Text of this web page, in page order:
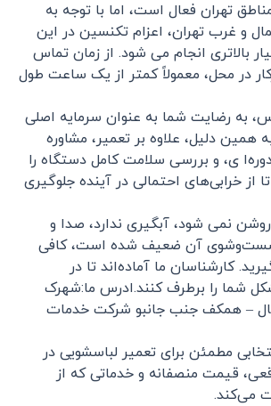
تهران فعال است، اما با توجه به
و غرب تهران، اعزام تکنسین در این
بالاتری انجام می‌ شود. از زمان تماس
در محل، معمولاً کمتر از یک ساعت طول
به رضایت شما به‌ عنوان سرمایه اصلی
همین دلیل، علاوه بر تعمیر، مشاوره
ی، و بررسی سلامت کامل دستگاه را
از خرابی‌های احتمالی در آینده جلوگیری
نمی‌ شود، آبگیری ندارد، صدا و
شست‌وشوی آن ضعیف شده است، کافی
کارشناسان ما آماده‌اند تا در
شما را برطرف کنند.ادرس ما:شهرک
– همکف جنب جانبو شرکت خدمات
مطمئن برای تعمیر لباسشویی در
قیمت منصفانه و خدماتی که از
می‌کند.